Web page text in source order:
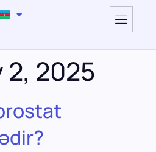
2, 2025